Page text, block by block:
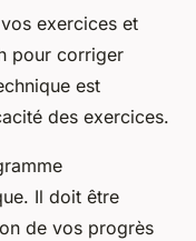
exercices et
pour corriger
est
des exercices.
Il doit être
de vos progrès